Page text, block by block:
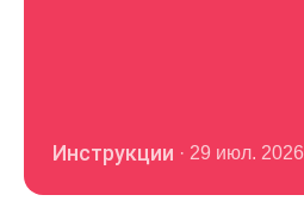
Инструкции · 29 июл. 2026